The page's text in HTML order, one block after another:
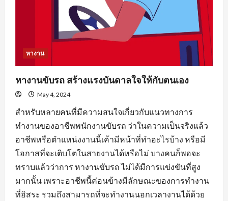
หางาน
หางานขับรถ สร้างแรงบันดาลใจให้กับตนเอง
May 4, 2024
สำหรับหลายคนที่มีความสนใจเกี่ยวกับแนวทางการ
ทำงานของอาชีพพนักงานขับรถ ว่าในความเป็นจริงแล้ว
อาชีพหรือตำแหน่งงานนี้เค้ามีหน้าที่ทำอะไรบ้าง หรือมี
โอกาสที่จะเติบโตในสายงานได้หรือไม่ บางคนก็พอจะ
ทราบแล้วว่าการ หางานขับรถ ไม่ได้มีการแข่งขันที่สูง
มากนั้น เพราะอาชีพนี้ค่อนข้างมีลักษณะของการทำงาน
ที่อิสระ รวมถึงสามารถที่จะทำงานนอกเวลางานได้ด้วย